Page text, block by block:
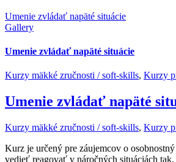
Umenie zvládať napäté situácie
Gallery
Umenie zvládať napäté situácie
Kurzy mäkké zručnosti / soft-skills, Kurzy
Umenie zvládať napäté
Kurzy mäkké zručnosti / soft-skills, Kurzy
Kurz je určený pre záujemcov o
vedieť reagovať v náročných situáciách tak,